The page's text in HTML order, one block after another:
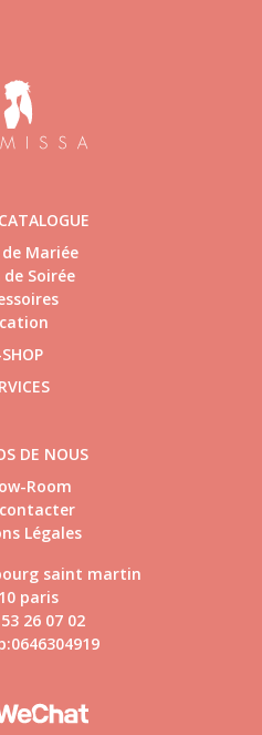
de Mariée
de Soirée
DE NOUS
Room
Légales
saint martin
paris
26 07 02